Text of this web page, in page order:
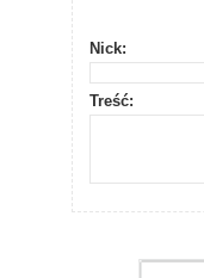
Nick:
Treść: